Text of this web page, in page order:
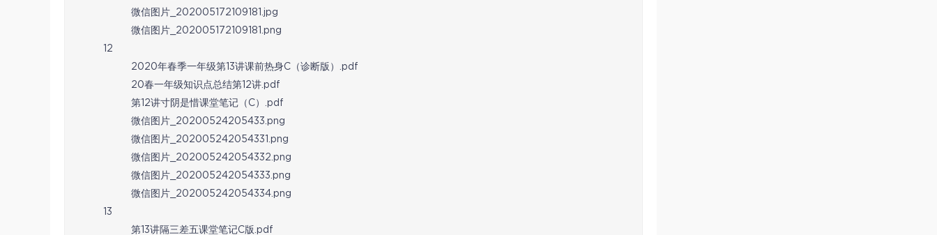
微信图片_202005172109181.jpg
微信图片_202005172109181.png
12
2020年春季一年级第13讲课前热身C（诊断版）.pdf
20春一年级知识点总结第12讲.pdf
第12讲寸阴是惜课堂笔记（C）.pdf
微信图片_20200524205433.png
微信图片_202005242054331.png
微信图片_202005242054332.png
微信图片_202005242054333.png
微信图片_202005242054334.png
13
第13讲隔三差五课堂笔记C版.pdf